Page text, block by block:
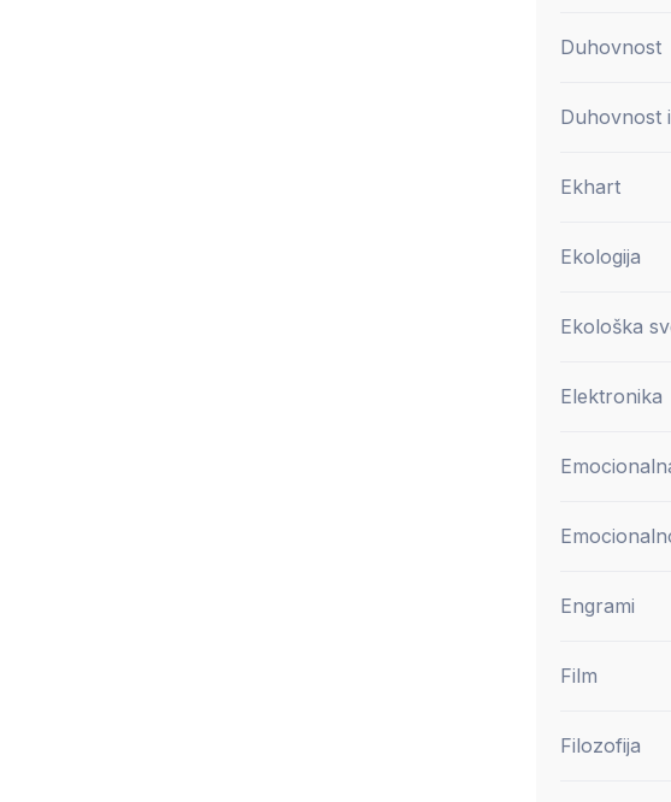
Duhovnost
Duhovnost
Ekhart
Ekologija
Ekološka
Elektronika
Engrami
Film
Filozofija